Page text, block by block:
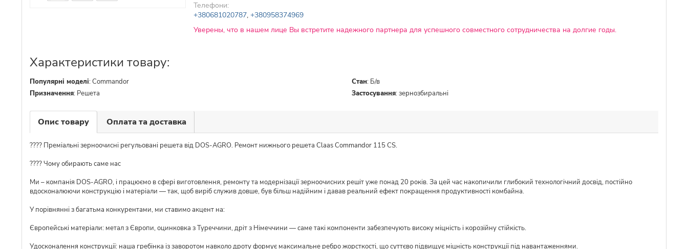
Телефони:
+380681020787, +380958374969
Уверены, что в нашем лице Вы встретите надежного партнера для успешного совместного сотрудничества на долгие годы.
Характеристики товару:
Популярні моделі:Commandor Стан: Б/в
Призначення: Решета Застосування:зернозбиральні
Опис товару Оплата та доставка
???? Преміальні зерноочисні регульовані решета від DOS-AGRO. Ремонт нижнього решета Claas Commandor 115 CS.
???? Чому обирають саме нас
Ми – компанія DOS-AGRO, і працюємо в сфері виготовлення, ремонту та модернізації зерноочисних решіт уже понад 20 років. За цей час накопичили глибокий технологічний досвід, постійно
вдосконалюючи конструкцію і матеріали — так, щоб виріб служив довше, був більш надійним і давав реальний ефект покращення продуктивності комбайна.
У порівнянні з багатьма конкурентами, ми ставимо акцент на:
Європейські матеріали: метал з Європи, оцинковка з Туреччини, дріт з Німеччини — саме такі компоненти забезпечують високу міцність і корозійну стійкість.
Удосконалення конструкції: наша гребінка із заворотом навколо дроту формує максимальне ребро жорсткості, що суттєво підвищує міцність конструкції під навантаженнями.